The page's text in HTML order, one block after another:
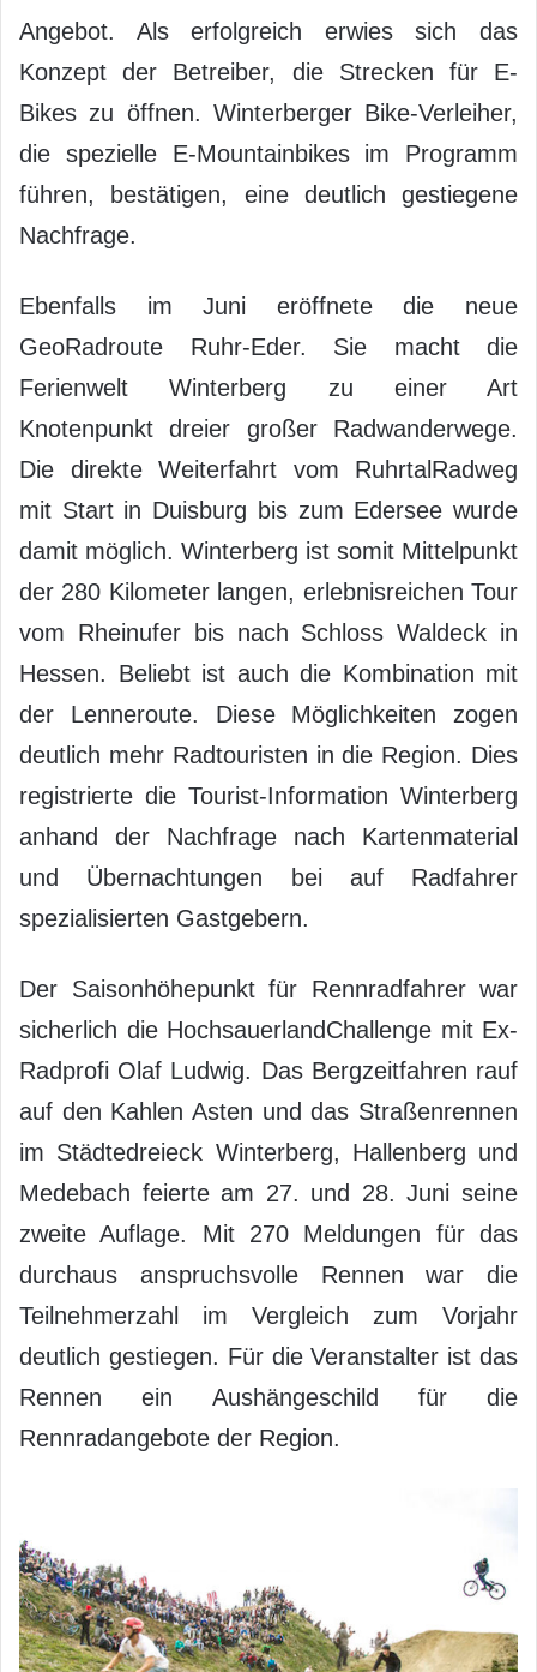
Angebot. Als erfolgreich erwies sich das
Konzept der Betreiber, die Strecken für E-
Bikes zu öffnen. Winterberger Bike-Verleiher,
die spezielle E-Mountainbikes im Programm
führen, bestätigen, eine deutlich gestiegene
Nachfrage.
Ebenfalls im Juni eröffnete die neue
GeoRadroute Ruhr-Eder. Sie macht die
Ferienwelt Winterberg zu einer Art
Knotenpunkt dreier großer Radwanderwege.
Die direkte Weiterfahrt vom RuhrtalRadweg
mit Start in Duisburg bis zum Edersee wurde
damit möglich. Winterberg ist somit Mittelpunkt
der 280 Kilometer langen, erlebnisreichen Tour
vom Rheinufer bis nach Schloss Waldeck in
Hessen. Beliebt ist auch die Kombination mit
der Lenneroute. Diese Möglichkeiten zogen
deutlich mehr Radtouristen in die Region. Dies
registrierte die Tourist-Information Winterberg
anhand der Nachfrage nach Kartenmaterial
und Übernachtungen bei auf Radfahrer
spezialisierten Gastgebern.
Der Saisonhöhepunkt für Rennradfahrer war
sicherlich die HochsauerlandChallenge mit Ex-
Radprofi Olaf Ludwig. Das Bergzeitfahren rauf
auf den Kahlen Asten und das Straßenrennen
im Städtedreieck Winterberg, Hallenberg und
Medebach feierte am 27. und 28. Juni seine
zweite Auflage. Mit 270 Meldungen für das
durchaus anspruchsvolle Rennen war die
Teilnehmerzahl im Vergleich zum Vorjahr
deutlich gestiegen. Für die Veranstalter ist das
Rennen ein Aushängeschild für die
Rennradangebote der Region.